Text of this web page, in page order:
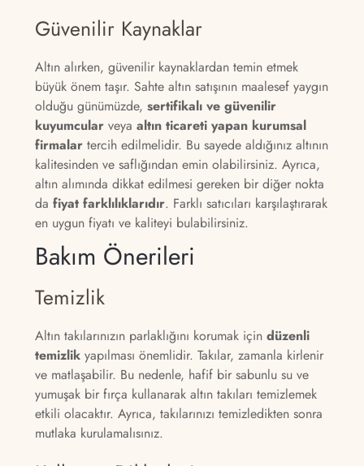
Güvenilir Kaynaklar
Altın alırken, güvenilir kaynaklardan temin etmek
büyük önem taşır. Sahte altın satışının maalesef yaygın
olduğu günümüzde, sertifikalı ve güvenilir
kuyumcular veya altın ticareti yapan kurumsal
firmalar tercih edilmelidir. Bu sayede aldığınız altının
kalitesinden ve saflığından emin olabilirsiniz. Ayrıca,
altın alımında dikkat edilmesi gereken bir diğer nokta
da fiyat farklılıklarıdır. Farklı satıcıları karşılaştırarak
en uygun fiyatı ve kaliteyi bulabilirsiniz.
Bakım Önerileri
Temizlik
Altın takılarınızın parlaklığını korumak için düzenli
temizlik yapılması önemlidir. Takılar, zamanla kirlenir
ve matlaşabilir. Bu nedenle, hafif bir sabunlu su ve
yumuşak bir fırça kullanarak altın takıları temizlemek
etkili olacaktır. Ayrıca, takılarınızı temizledikten sonra
mutlaka kurulamalısınız.